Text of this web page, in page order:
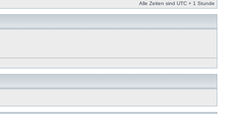
Alle Zeiten sind UTC + 1 Stunde